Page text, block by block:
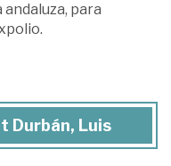
para
Durbán, Luis